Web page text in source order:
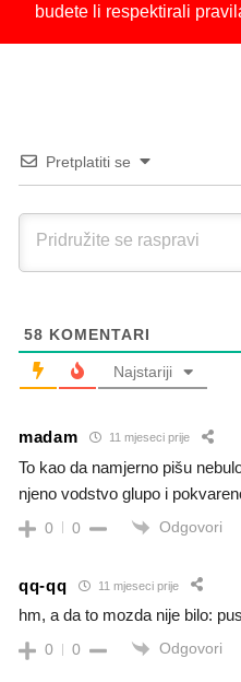
budete li respektirali
Pretplatiti se
58 KOMENTARI
Najstariji
madam 11 mjeseci prije
To kao da namjerno pišu
njeno vodstvo glupo i
0 0 Odgovori
qq-qq 11 mjeseci prije
hm, a da to mozda nije bilo:
0 0 Odgovori